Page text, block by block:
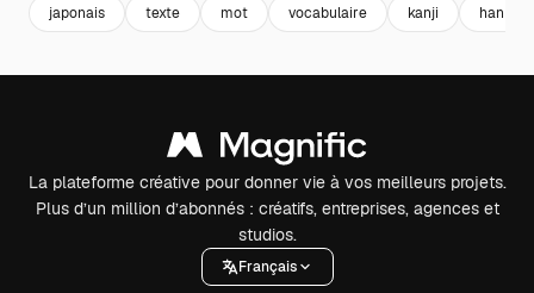
japonais texte mot vocabulaire kanji han
La plateforme créative pour donner vie à vos meilleurs projets.
Plus d’un million d’abonnés : créatifs, entreprises, agences et
studios.
Français